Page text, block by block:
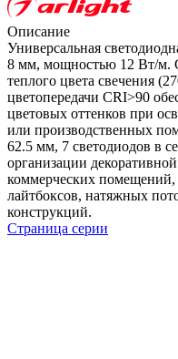
Описание
Универсальная
8 мм, мощностью 12 Вт/м.
теплого цвета свечения
цветопередачи CRI>90
цветовых оттенков при
или производственных
62.5 мм, 7 светодиодов в
организации
коммерческих
лайтбоксов, натяжных
конструкций.
Страница серии